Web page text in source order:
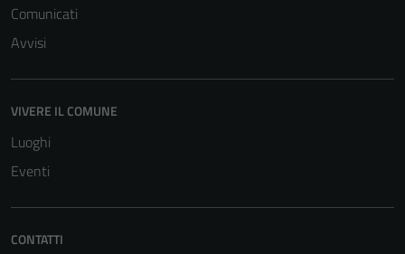
Comunicati
Avvisi
VIVERE IL COMUNE
Luoghi
Eventi
CONTATTI